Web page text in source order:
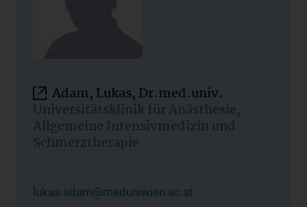
Adam, Lukas, Dr.med.univ.
Universitätsklinik für Anästhesie,
Allgemeine Intensivmedizin und
Schmerztherapie
lukas.adam@meduniwien.ac.at